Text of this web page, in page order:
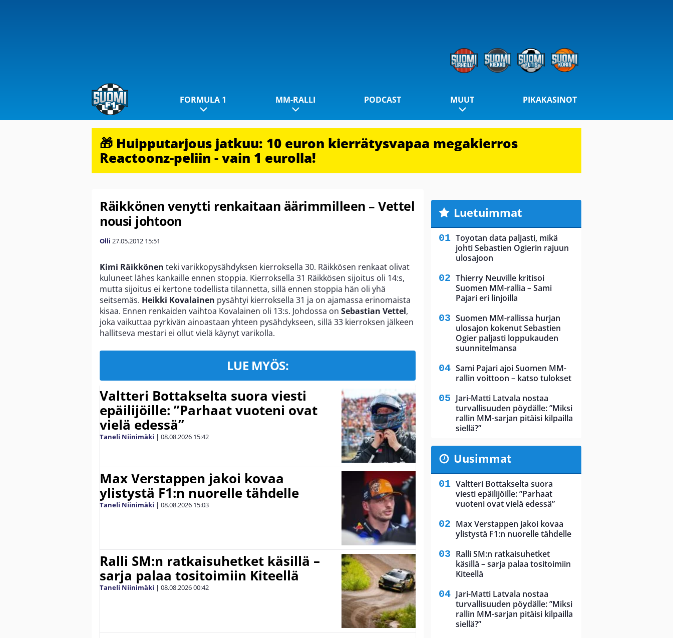
FORMULA 1 MM-RALLI PODCAST MUUT PIKAKASINOT
🎁 Huipputarjous jatkuu: 10 euron kierrätysvapaa megakierros
Reactoonz-peliin - vain 1 eurolla!
Räikkönen venytti renkaitaan äärimmilleen – Vettel
nousi johtoon
Olli 27.05.2012 15:51
Kimi Räikkönen teki varikkopysähdyksen kierroksella 30. Räikkösen renkaat olivat
kuluneet lähes kankaille ennen stoppia. Kierroksella 31 Räikkösen sijoitus oli 14:s,
mutta sijoitus ei kertone todellista tilannetta, sillä ennen stoppia hän oli yhä
seitsemäs. Heikki Kovalainen pysähtyi kierroksella 31 ja on ajamassa erinomaista
kisaa. Ennen renkaiden vaihtoa Kovalainen oli 13:s. Johdossa on Sebastian Vettel,
joka vaikuttaa pyrkivän ainoastaan yhteen pysähdykseen, sillä 33 kierroksen jälkeen
hallitseva mestari ei ollut vielä käynyt varikolla.
LUE MYÖS:
Valtteri Bottakselta suora viesti
epäilijöille: ”Parhaat vuoteni ovat
vielä edessä”
Taneli Niinimäki | 08.08.2026 15:42
Max Verstappen jakoi kovaa
ylistystä F1:n nuorelle tähdelle
Taneli Niinimäki | 08.08.2026 15:03
Ralli SM:n ratkaisuhetket käsillä –
sarja palaa tositoimiin Kiteellä
Taneli Niinimäki | 08.08.202600:42
Luetuimmat
Toyotan data paljasti, mikä
johti Sebastien Ogierin rajuun
ulosajoon
Thierry Neuville kritisoi
Suomen MM-rallia – Sami
Pajari eri linjoilla
Suomen MM-rallissa hurjan
ulosajon kokenut Sebastien
Ogier paljasti loppukauden
suunnitelmansa
Sami Pajari ajoi Suomen MM-
rallin voittoon – katso tulokset
Jari-Matti Latvala nostaa
turvallisuuden pöydälle: ”Miksi
rallin MM-sarjan pitäisi kilpailla
siellä?”
Uusimmat
Valtteri Bottakselta suora
viesti epäilijöille: ”Parhaat
vuoteni ovat vielä edessä”
Max Verstappen jakoi kovaa
ylistystä F1:n nuorelle tähdelle
Ralli SM:n ratkaisuhetket
käsillä – sarja palaa tositoimiin
Kiteellä
Jari-Matti Latvala nostaa
turvallisuuden pöydälle: ”Miksi
rallin MM-sarjan pitäisi kilpailla
siellä?”